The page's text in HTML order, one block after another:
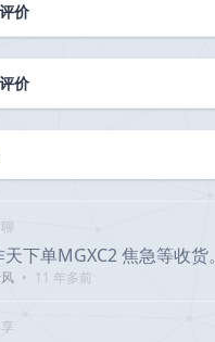
价
价
天下单MGXC2 焦急等收货。
• 11 年多前